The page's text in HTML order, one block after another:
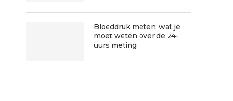
Bloeddruk meten: wat je
moet weten over de 24-
uurs meting